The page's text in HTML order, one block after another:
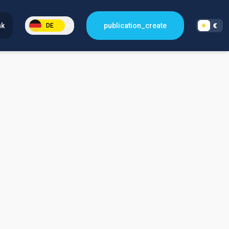
DE publication_create